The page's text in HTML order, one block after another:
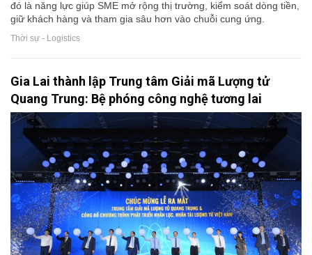
đó là năng lực giúp SME mở rộng thị trường, kiểm soát dòng tiền,
giữ khách hàng và tham gia sâu hơn vào chuỗi cung ứng.
Thời sự - Logistics
Gia Lai thành lập Trung tâm Giải mã Lượng tử
Quang Trung: Bệ phóng công nghệ tương lai